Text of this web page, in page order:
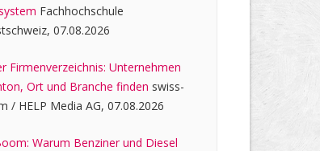
Fachhochschule
07.08.2026
Firmenverzeichnis: Unternehmen
Ort und Branche finden swiss-
/ HELP Media AG, 07.08.2026
Warum Benziner und Diesel